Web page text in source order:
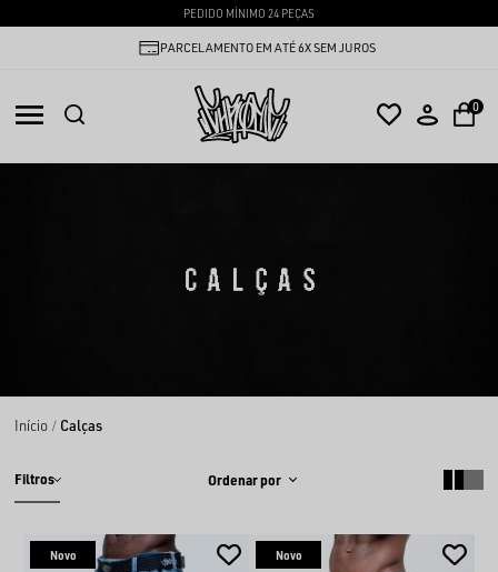
PEDIDO MÍNIMO 24 PEÇAS
PARCELAMENTO EM ATÉ 6X SEM JUROS
0
Início Calças
Filtros Ordenar por
Novo Novo